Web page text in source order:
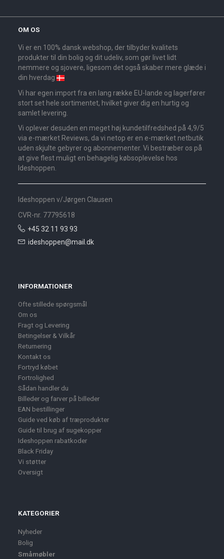
OM OS
Vi er en 100% dansk webshop, der tilbyder kvalitets
produkter til din bolig og dit udeliv, som gør livet lidt
nemmere og sjovere, ligesom det også skaber mere glæde i
din hverdag
Vi har egen import fra en lang række EU-lande og lagerfører
stort set hele sortimentet, hvilket giver dig en hurtig og
samlet levering.
Vi oplever desuden en meget høj kundetilfredshed på 4,9/5
via e-mærket Reviews, da vi netop er en e-mærket netbutik
uden skjulte gebyrer og abonnementer. Vi bestræber os på
at give flest muligt en behagelig købsoplevelse hos
Ideshoppen.
Ideshoppen v/Jørgen Clausen
CVR-nr. 77795618
+45 32 11 93 93
ideshoppen@mail.dk
INFORMATIONER
Ofte stillede spørgsmål
Om os
Fragt og Levering
Betingelser & Vilkår
Returnering
Kontakt os
Fortryd købet
Fortrolighed
Sådan handler du
Billeder og farver på billeder
EAN bestillinger
Guide ved køb af træprodukter
Guide til brug af sugekopper
Ideshoppen rabatkoder
Black Friday
Vi støtter
Oversigt
KATEGORIER
Nyheder
Bolig
Småmøbler